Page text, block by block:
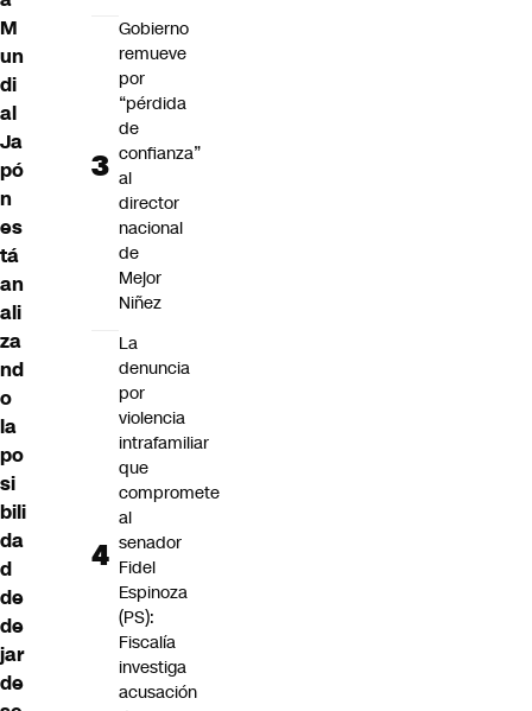
M
un
di
al
Ja
pó
n
es
tá
an
ali
za
nd
o
la
po
si
bili
da
d
de
de
jar
de
Gobierno
remueve
por
“pérdida
de
confianza”
al
director
nacional
de
Mejor
Niñez
La
denuncia
por
violencia
intrafamiliar
que
compromete
al
senador
Fidel
Espinoza
(PS):
Fiscalía
investiga
acusación